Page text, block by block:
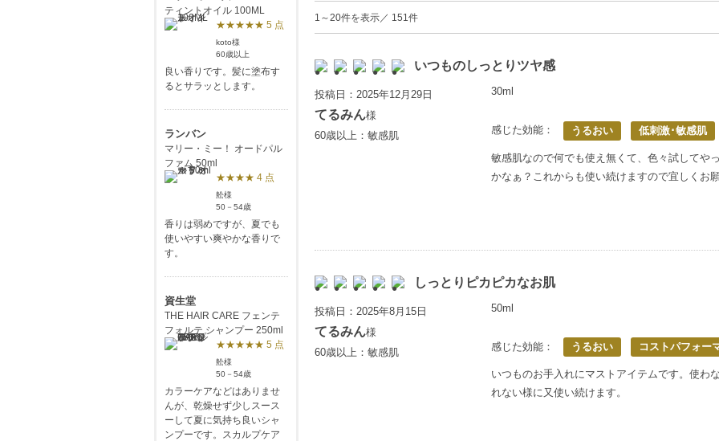
1～20件を表示／ 151件
いつものしっとりツヤ感
投稿日：2025年12月29日
てるみん様
60歳以上：敏感肌
30ml
感じた効能： うるおい 低刺激･敏感肌
敏感肌なので何でも使え無くて、色々試してや
かなぁ？これからも使い続けますので宜しくお願
しっとりピカピカなお肌
投稿日：2025年8月15日
てるみん様
60歳以上：敏感肌
50ml
感じた効能： うるおい コストパフォー
いつものお手入れにマストアイテムです。使わ
れない様に又使い続けます。
ティントオイル 100ML
★★★★★ 5 点
koto様
60歳以上
良い香りです。髪に塗布す
るとサラッとします。
ランバン
マリー・ミー！ オードパル
ファム 50ml
★★★★ 4 点
舩様
50－54歳
香りは弱めですが、夏でも
使いやすい爽やかな香りで
す。
資生堂
THE HAIR CARE フェンテ
フォルテ シャンプー 250ml
★★★★★ 5 点
舩様
50－54歳
カラーケアなどはありませ
んが、乾燥せず少しスース
ーして夏に気持ち良いシャ
ンプーです。スカルプケア